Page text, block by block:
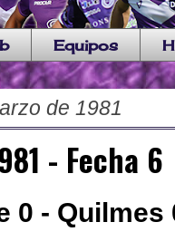
Equipos
de 1981
- Fecha 6
0 - Quilmes